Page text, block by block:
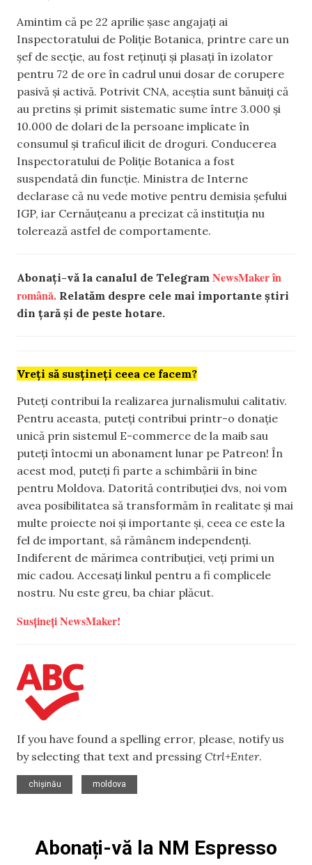
Amintim că pe 22 aprilie șase angajați ai
Inspectoratului de Poliție Botanica, printre care un
șef de secție, au fost reținuți și plasați în izolator
pentru 72 de ore în cadrul unui dosar de corupere
pasivă și activă. Potrivit CNA, aceștia sunt bănuiți că
au pretins și primit sistematic sume între 3.000 și
10.000 de dolari de la persoane implicate în
consumul și traficul ilicit de droguri. Conducerea
Inspectoratului de Poliție Botanica a fost
suspendată din funcție. Ministra de Interne
declarase că nu vede motive pentru demisia șefului
IGP, iar Cernăuțeanu a precizat că instituția nu
tolerează astfel de comportamente.
Abonați-vă la canalul de Telegram NewsMaker în
română. Relatăm despre cele mai importante știri
din țară și de peste hotare.
Vreți să susțineți ceea ce facem?
Puteți contribui la realizarea jurnalismului calitativ.
Pentru aceasta, puteți contribui printr-o donație
unică prin sistemul E-commerce de la maib sau
puteți întocmi un abonament lunar pe Patreon! În
acest mod, puteți fi parte a schimbării în bine
pentru Moldova. Datorită contribuției dvs, noi vom
avea posibilitatea să transformăm în realitate și mai
multe proiecte noi și importante și, ceea ce este la
fel de important, să rămânem independenți.
Indiferent de mărimea contribuției, veți primi un
mic cadou. Accesați linkul pentru a fi complicele
nostru. Nu este greu, ba chiar plăcut.
Susțineți NewsMaker!
If you have found a spelling error, please, notify us
by selecting that text and pressing Ctrl+Enter.
chișinău
moldova
Abonați-vă la NM Espresso